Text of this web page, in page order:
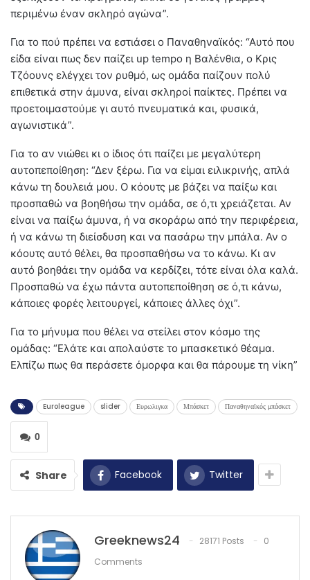
περιμένω έναν σκληρό αγώνα”.
Για το πού πρέπει να εστιάσει ο Παναθηναϊκός: “Αυτό που
είδα είναι πως δεν παίζει up tempo η Βαλένθια, ο Κρις
Τζόουνς ελέγχει τον ρυθμό, ως ομάδα παίζουν πολύ
επιθετικά στην άμυνα, είναι σκληροί παίκτες. Πρέπει να
προετοιμαστούμε γι αυτό πνευματικά και, φυσικά,
αγωνιστικά”.
Για το αν νιώθει κι ο ίδιος ότι παίζει με μεγαλύτερη
αυτοπεποίθηση: “Δεν ξέρω. Για να είμαι ειλικρινής, απλά
κάνω τη δουλειά μου. Ο κόουτς με βάζει να παίξω και
προσπαθώ να βοηθήσω την ομάδα, σε ό,τι χρειάζεται. Αν
είναι να παίξω άμυνα, ή να σκοράρω από την περιφέρεια,
ή να κάνω τη διείσδυση και να πασάρω την μπάλα. Αν ο
κόουτς αυτό θέλει, θα προσπαθήσω να το κάνω. Κι αν
αυτό βοηθάει την ομάδα να κερδίζει, τότε είναι όλα καλά.
Προσπαθώ να έχω πάντα αυτοπεποίθηση σε ό,τι κάνω,
κάποιες φορές λειτουργεί, κάποιες άλλες όχι”.
Για το μήνυμα που θέλει να στείλει στον κόσμο της
ομάδας: “Ελάτε και απολαύστε το μπασκετικό θέαμα.
Ελπίζω πως θα περάσετε όμορφα και θα πάρουμε τη νίκη”
Euroleague slider Ευρωλιγκα Μπάσκετ Παναθηναϊκός μπάσκετ
0
Share Facebook Twitter
Greeknews24 28171 Posts
0
Comments